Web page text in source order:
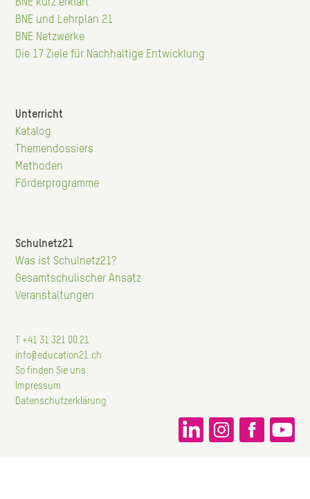
Hauptnavigation
BNE kurz erklärt
BNE und Lehrplan 21
BNE Netzwerke
Die 17 Ziele für Nachhaltige Entwicklung
Hauptnavigation
Unterricht
Katalog
Themendossiers
Methoden
Förderprogramme
Hauptnavigation
Schulnetz21
Was ist Schulnetz21?
Gesamtschulischer Ansatz
Veranstaltungen
T +41 31 321 00 21
info@education21.ch
So finden Sie uns
Impressum
Datenschutzerklärung